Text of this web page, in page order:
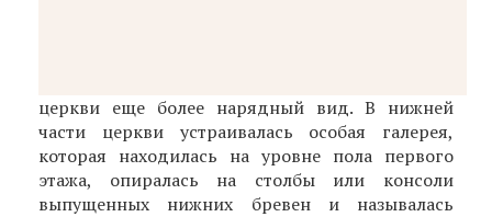
церкви еще более нарядный вид. В нижней
части церкви устраивалась особая галерея,
которая находилась на уровне пола первого
этажа, опиралась на столбы или консоли
выпущенных нижних бревен и называлась